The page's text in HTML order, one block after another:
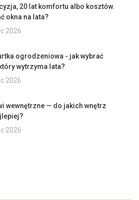
20 lat komfortu albo kosztów.
okna na lata?
2026
ogrodzeniowa - jak wybrać
wytrzyma lata?
2026
wewnętrzne — do jakich wnętrz
2026